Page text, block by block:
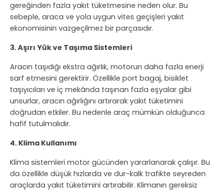
gereğinden fazla yakıt tüketmesine neden olur. Bu
sebeple, araca ve yola uygun vites geçişleri yakıt
ekonomisinin vazgeçilmez bir parçasıdır.
3. Aşırı Yük ve Taşıma Sistemleri
Aracın taşıdığı ekstra ağırlık, motorun daha fazla enerji
sarf etmesini gerektirir. Özellikle port bagaj, bisiklet
taşıyıcıları ve iç mekânda taşınan fazla eşyalar gibi
unsurlar, aracın ağırlığını artırarak yakıt tüketimini
doğrudan etkiler. Bu nedenle araç mümkün olduğunca
hafif tutulmalıdır.
4. Klima Kullanımı
Klima sistemleri motor gücünden yararlanarak çalışır. Bu
da özellikle düşük hızlarda ve dur-kalk trafikte seyreden
araçlarda yakıt tüketimini artırabilir. Klimanın gereksiz